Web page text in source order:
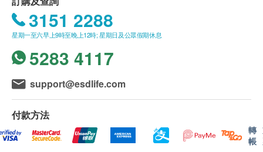
1951 / 2155 2228)。
客戶須於預約當天出示身份證及列印訂購確認信確
疫苗注射服務計劃有效期為6個月，客戶必須於6個
月內 (由確認付款日期起計) 接受有關服務，客戶需
提前1個月預約相關服務，逾期作廢。(請注意：加
衛苗 9合1 子宮頸癌HPV疫苗 及 流感疫苗 2021/22
之有效期為 1個月，客戶必須於1個月內（由確認
付款日期起計）接種第一針，逾期作廢。）
3151 2288
星期一至六早上9時至晚上12時; 星期日及公眾假期休息
5283 4117
support@esdlife.com
付款方法
轉
帳